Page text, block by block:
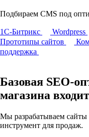
Подбираем CMS под
1С-Битрикс Wordpress
Прототипы сайтов
поддержка
Базовая SEO-
магазина входит
Мы разрабатываем сайты
инструмент для продаж.